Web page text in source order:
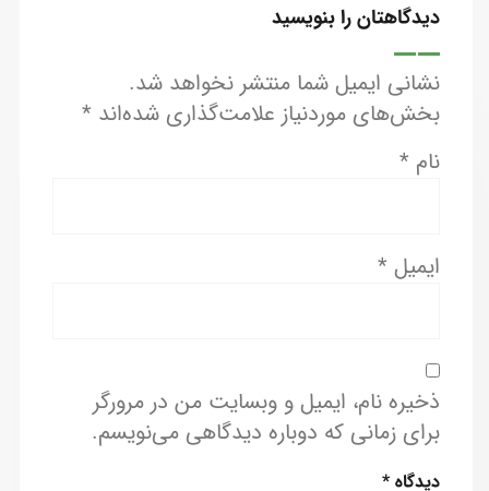
دیدگاهتان را بنویسید
نشانی ایمیل شما منتشر نخواهد شد.
بخش‌های موردنیاز علامت‌گذاری شده‌اند *
نام *
ایمیل *
ذخیره نام، ایمیل و وبسایت من در مرورگر
برای زمانی که دوباره دیدگاهی می‌نویسم.
دیدگاه*